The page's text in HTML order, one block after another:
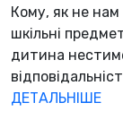
Кому, як не
шкільні
дитина
ДЕТАЛЬНІШЕ